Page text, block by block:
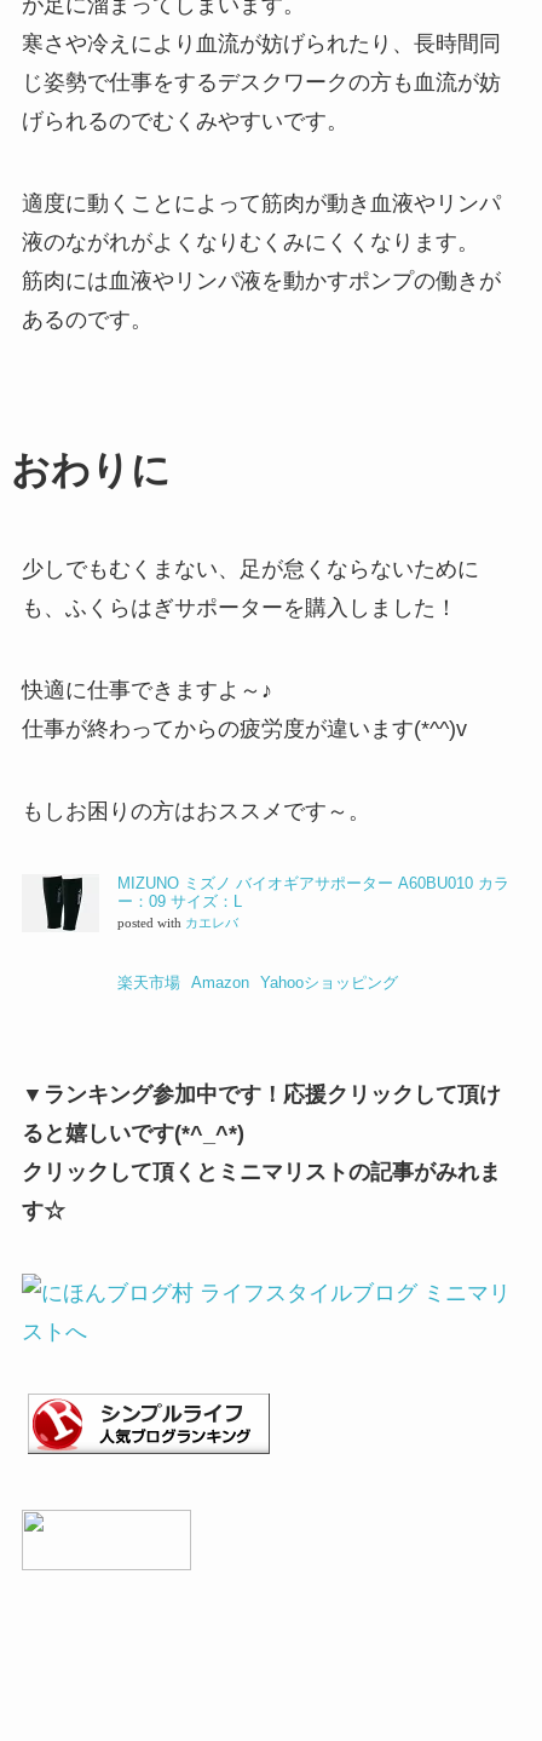
が足に溜まってしまいます。
寒さや冷えにより血流が妨げられたり、長時間同
じ姿勢で仕事をするデスクワークの方も血流が妨
げられるのでむくみやすいです。
適度に動くことによって筋肉が動き血液やリンパ
液のながれがよくなりむくみにくくなります。
筋肉には血液やリンパ液を動かすポンプの働きが
あるのです。
おわりに
少しでもむくまない、足が怠くならないために
も、ふくらはぎサポーターを購入しました！
快適に仕事できますよ～♪
仕事が終わってからの疲労度が違います(*^^)v
もしお困りの方はおススメです～。
MIZUNO ミズノ バイオギアサポーター A60BU010 カラ
ー：09 サイズ：L
posted with カエレバ
楽天市場 Amazon Yahooショッピング
▼ランキング参加中です！応援クリックして頂け
ると嬉しいです(*^_^*)
クリックして頂くとミニマリストの記事がみれま
す☆